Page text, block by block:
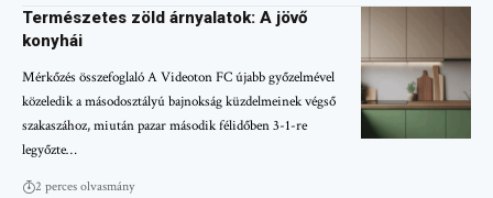
Természetes zöld árnyalatok: A jövő
konyhái
Mérkőzés összefoglaló A Videoton FC újabb győzelmével
közeledik a másodosztályú bajnokság küzdelmeinek végső
szakaszához, miután pazar második félidőben 3-1-re
legyőzte…
2 perces olvasmány